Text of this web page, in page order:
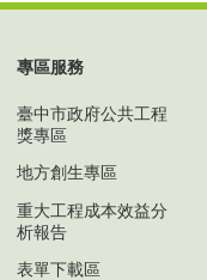
專區服務
臺中市政府公共工程
獎專區
地方創生專區
重大工程成本效益分
析報告
表單下載區